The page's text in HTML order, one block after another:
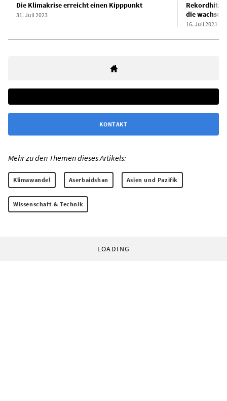
Die Klimakrise erreicht einen Kipppunkt
31. Juli 2023
die
16. Juli 2023
KONTAKT
Mehr zu den Themen dieses Artikels:
Klimawandel Aserbaidshan Asien und Pazifik
Wissenschaft & Technik
LOADING